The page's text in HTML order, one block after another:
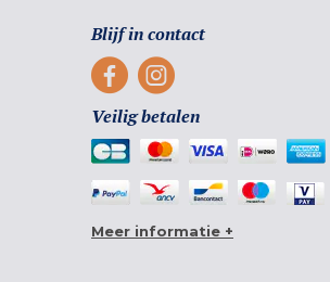
Blijf in contact
Veilig betalen
Meer informatie +